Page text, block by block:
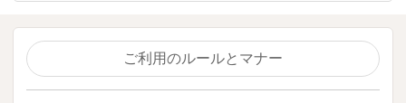
ご利用のルールとマナー